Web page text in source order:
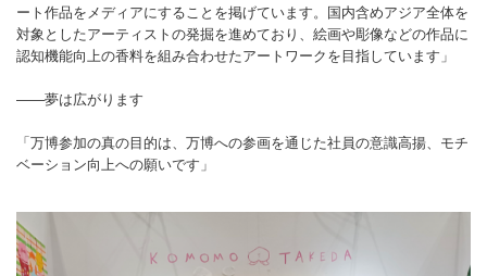
ート作品をメディアにすることを掲げています。国内含めアジア全体を
対象としたアーティストの発掘を進めており、絵画や彫像などの作品に
認知機能向上の香料を組み合わせたアートワークを目指しています」
――夢は広がります
「万博参加の真の目的は、万博への参画を通じた社員の意識高揚、モチ
ベーション向上への願いです」